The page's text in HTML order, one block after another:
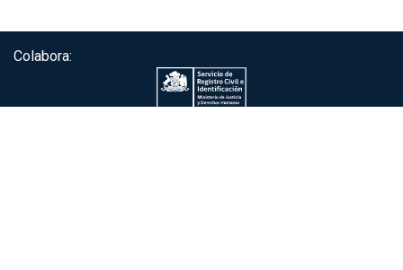
Colabora: